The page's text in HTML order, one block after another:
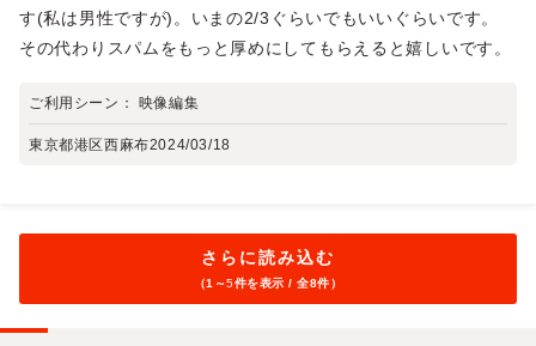
す(私は男性ですが)。いまの2/3ぐらいでもいいぐらいです。
その代わりスパムをもっと厚めにしてもらえると嬉しいです。
ご利用シーン： 映像編集
東京都港区西麻布2024/03/18
さらに読み込む
（1～5件を表示 / 全8件）